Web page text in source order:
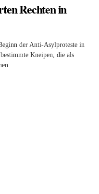
Rechten in
der Anti-Asylproteste in
Kneipen, die als